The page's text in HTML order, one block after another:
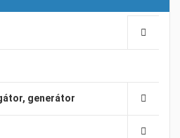
generátor